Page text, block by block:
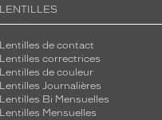
LENTILLES
Lentilles de contact
Lentilles correctrices
Lentilles de couleur
Lentilles Journalières
Lentilles Bi Mensuelles
Lentilles Mensuelles